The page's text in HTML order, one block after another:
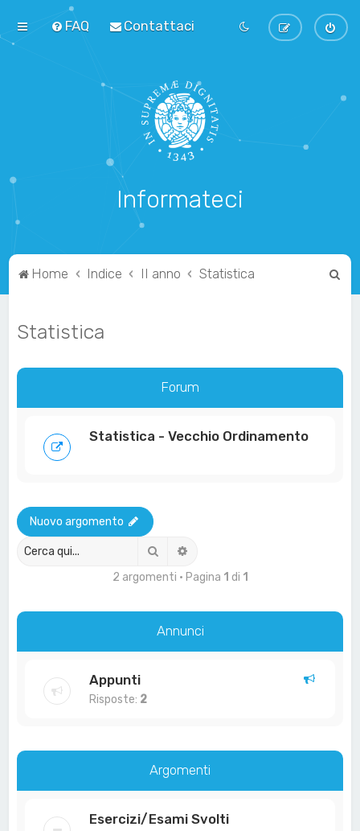
FAQ Contattaci
Informateci
Home Indice II anno Statistica
Statistica
Forum
Statistica - Vecchio Ordinamento
Nuovo argomento
Cerca
2 argomenti • Pagina 1 di 1
Annunci
Appunti
Risposte: 2
Argomenti
Esercizi/Esami Svolti